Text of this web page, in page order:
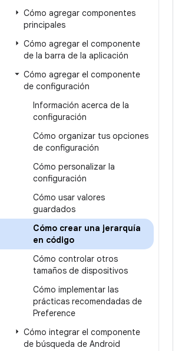
Cómo agregar componentes
principales
Cómo agregar el componente
de la barra de la aplicación
Cómo agregar el componente
de configuración
Información acerca de la
configuración
Cómo organizar tus opciones
de configuración
Cómo personalizar la
configuración
Cómo usar valores
guardados
Cómo crear una jerarquía
en código
Cómo controlar otros
tamaños de dispositivos
Cómo implementar las
prácticas recomendadas de
Preference
Cómo integrar el componente
de búsqueda de Android